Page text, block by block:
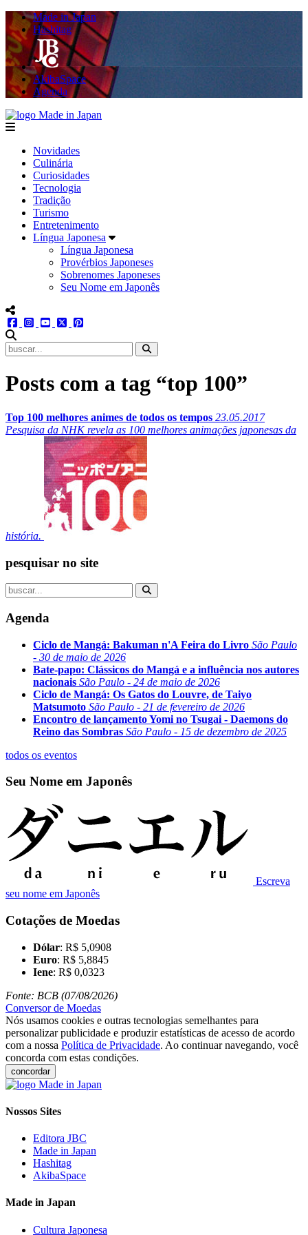
Made in Japan
Hashitag
AkibaSpace
Agenda
menu
Novidades
Culinária
Curiosidades
Tecnologia
Tradição
Turismo
Entretenimento
Língua Japonesa
Língua Japonesa
Provérbios Japoneses
Sobrenomes Japoneses
Seu Nome em Japonês
menu redes social
facebookinstagram
youtube
twitter
Posts com a tag “top 100”
Top 100 melhores animes de todos os tempos 23.05.2017
Pesquisa da NHK revela as 100 melhores animações japonesas da
história.
pesquisar no site
Agenda
Ciclo de Mangá: Bakuman n'A Feira do Livro São Paulo
- 30 de maio de 2026
Bate-papo: Clássicos do Mangá e a influência nos autores
nacionais São Paulo - 24 de maio de 2026
Ciclo de Mangá: Os Gatos do Louvre, de Taiyo
Matsumoto São Paulo - 21 de fevereiro de 2026
Encontro de lançamento Yomi no Tsugai - Daemons do
Reino das Sombras São Paulo - 15 de dezembro de 2025
todos os eventos
Seu Nome em Japonês
Escreva
seu nome em Japonês
Cotações de Moedas
Dólar: R$ 5,0908
Euro: R$ 5,8845
Iene: R$ 0,0323
Fonte: BCB (07/08/2026)
Conversor de Moedas
Nós usamos cookies e outras tecnologias semelhantes para
personalizar publicidade e produzir estatísticas de acesso de acordo
com a nossa Política de Privacidade. Ao continuar navegando, você
concorda com estas condições.
concordar
Nossos Sites
Editora JBC
Made in Japan
Hashitag
AkibaSpace
Made in Japan
Cultura Japonesa